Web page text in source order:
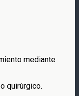
mediante
quirúrgico.